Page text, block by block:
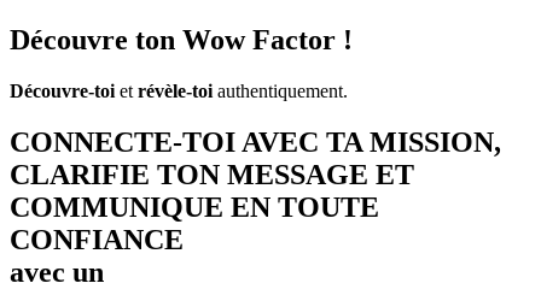
Découvre ton Wow Factor !
Découvre-toi et révèle-toi authentiquement.
CONNECTE-TOI AVEC TA MISSION,
CLARIFIE TON MESSAGE ET
COMMUNIQUE EN TOUTE
CONFIANCE
avec un